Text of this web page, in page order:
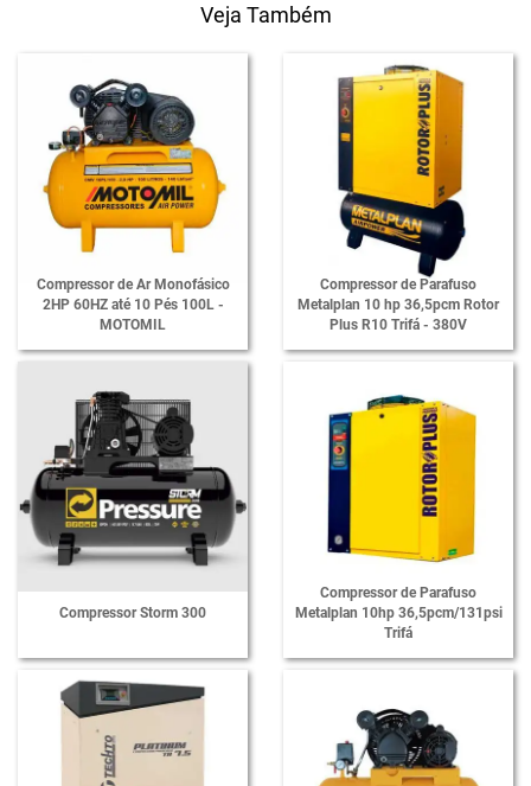
Veja Também
Compressor de Ar Monofásico
2HP 60HZ até 10 Pés 100L -
MOTOMIL
Compressor de Parafuso
Metalplan 10 hp 36,5pcm Rotor
Plus R10 Trifá - 380V
Compressor Storm 300
Compressor de Parafuso
Metalplan 10hp 36,5pcm/131psi
Trifá